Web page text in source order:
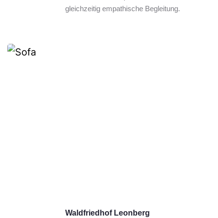
gleichzeitig empathische Begleitung.
Waldfriedhof Leonberg